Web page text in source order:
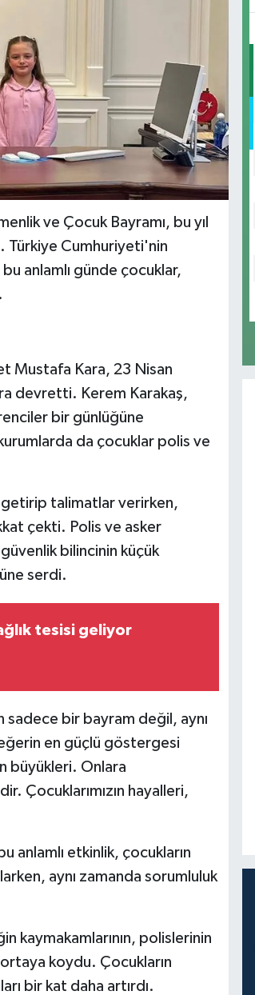
ve Çocuk Bayramı, bu yıl
Türkiye Cumhuriyeti'nin
anlamlı günde çocuklar,
Mustafa Kara, 23 Nisan
devretti. Kerem Karakaş,
bir günlüğüne
da çocuklar polis ve
getirip talimatlar verirken,
çekti. Polis ve asker
bilincinin küçük
serdi.
tesisi geliyor
sadece bir bayram değil, aynı
en güçlü göstergesi
büyükleri. Onlara
Çocuklarımızın hayalleri,
anlamlı etkinlik, çocukların
aynı zamanda sorumluluk
kaymakamlarının, polislerinin
koydu. Çocukların
bir kat daha artırdı.